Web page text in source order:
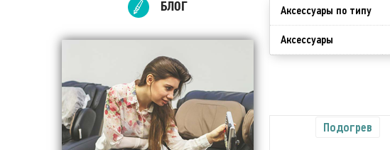
БЛОГ Аксессуары по типу
Аксессуары
Подогрев